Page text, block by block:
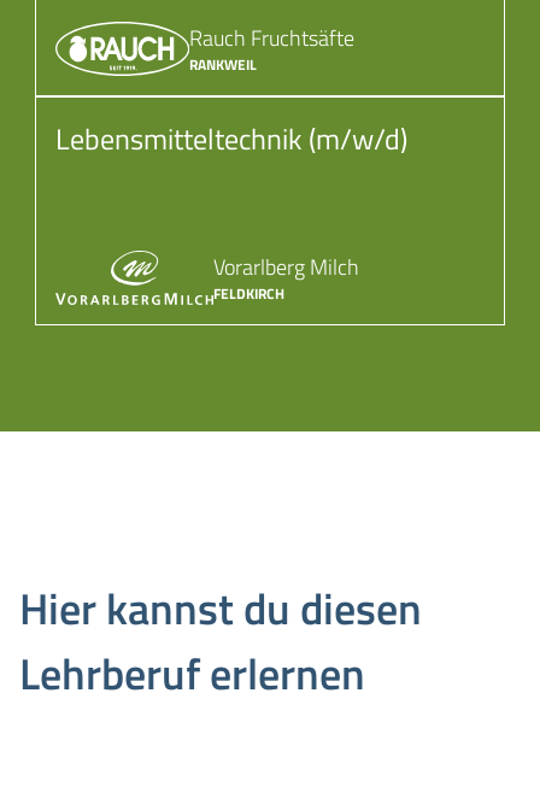
Rauch Fruchtsäfte
RANKWEIL
Lebensmitteltechnik (m/w/d)
Vorarlberg Milch
FELDKIRCH
Hier kannst du diesen
Lehrberuf erlernen